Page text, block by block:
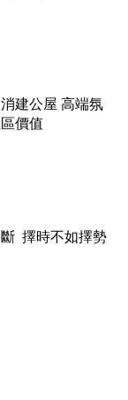
建公屋 高端氛
價值
擇時不如擇勢